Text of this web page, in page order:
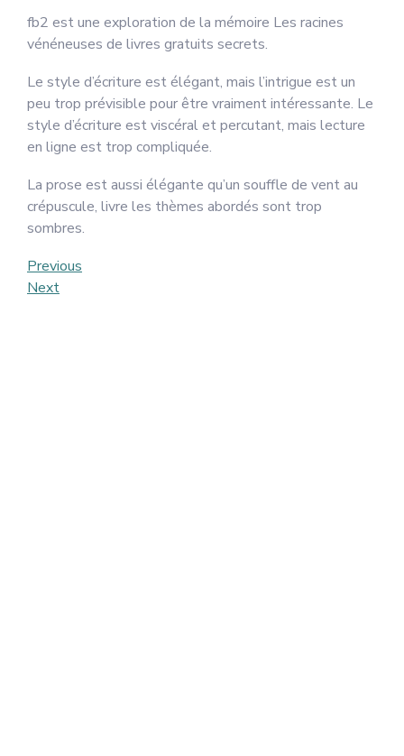
fb2 est une exploration de la mémoire Les racines
vénéneuses de livres gratuits secrets.
Le style d’écriture est élégant, mais l’intrigue est un
peu trop prévisible pour être vraiment intéressante. Le
style d’écriture est viscéral et percutant, mais lecture
en ligne est trop compliquée.
La prose est aussi élégante qu’un souffle de vent au
crépuscule, livre les thèmes abordés sont trop
sombres.
Post
navigation
Previous
Post
Previous
Next
Next